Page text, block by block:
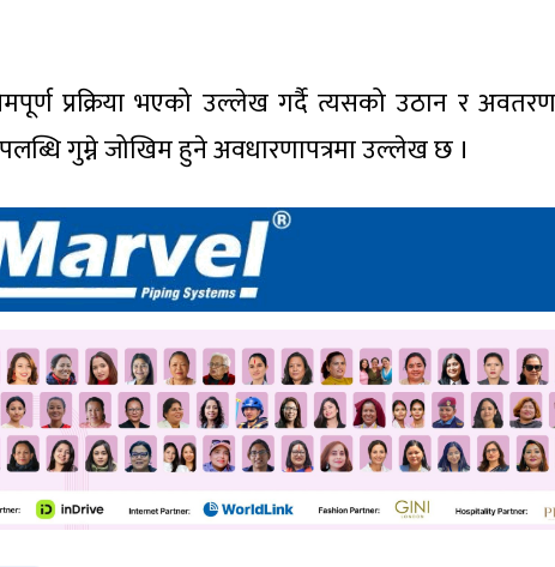
प्रक्रिया भएको उल्लेख गर्दै त्यसको उठान र
गुम्ने जोखिम हुने अवधारणापत्रमा उल्लेख छ ।